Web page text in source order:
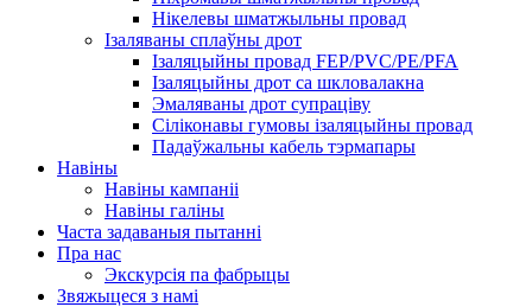
Нікелевы шматжыльны провад
Ізаляваны сплаўны дрот
Ізаляцыйны провад FEP/PVC/PE/PFA
Ізаляцыйны дрот са шкловалакна
Эмаляваны дрот супраціву
Сіліконавы гумовы ізаляцыйны провад
Падаўжальны кабель тэрмапары
Навіны
Навіны кампаніі
Навіны галіны
Часта задаваныя пытанні
Пра нас
Экскурсія па фабрыцы
Звяжыцеся з намі